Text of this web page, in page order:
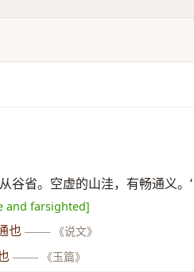
谷省。空虚的山洼，有畅通义。
and farsighted]
也 —— 《说文》
—— 《玉篇》